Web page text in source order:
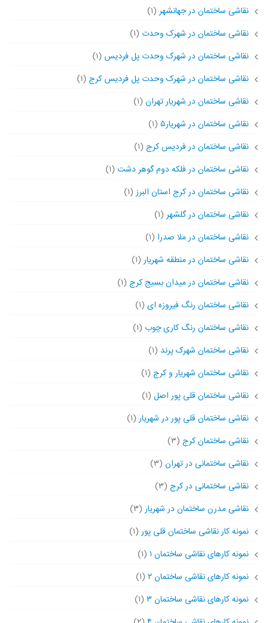
نقاشی ساختمان در جهانشهر(۱)
نقاشی ساختمان در شهرک وحدت (۱)
نقاشی ساختمان در شهرک وحدت پل فردیس (۱)
نقاشی ساختمان در شهرک وحدت پل فردیس کرج (۱)
نقاشی ساختمان در شهریار تهران (۱)
نقاشی ساختمان در شهریار۵ (۱)
نقاشی ساختمان در فردیس کرج (۱)
نقاشی ساختمان در فلکه دوم گوهر دشت (۱)
نقاشی ساختمان در کرج استان البرز(۱)
نقاشی ساختمان در گلشهر(۱)
نقاشی ساختمان در ملا صدرا (۱)
نقاشی ساختمان در منطقه شهریار(۱)
نقاشی ساختمان در میدان بسیج کرج (۱)
نقاشی ساختمان رنگ فیروزه ای (۱)
نقاشی ساختمان رنگ کاری چوب (۱)
نقاشی ساختمان شهرک پرند (۱)
نقاشی ساختمان شهریار و کرج (۱)
نقاشی ساختمان قلی پور اصل (۱)
نقاشی ساختمان قلی پور در شهریار(۱)
نقاشی ساختمان کرج (۳)
نقاشی ساختمانی در تهران (۳)
نقاشی ساختمانی در کرج (۳)
نقاشی مدرن ساختمان در شهریار(۳)
نمونه کار نقاشی ساختمان قلی پور(۱)
نمونه کارهای نقاشی ساختمان ۱ (۱)
نمونه کارهای نقاشی ساختمان ۲
(۱)
نمونه کارهای نقاشی ساختمان ۳
(۱)